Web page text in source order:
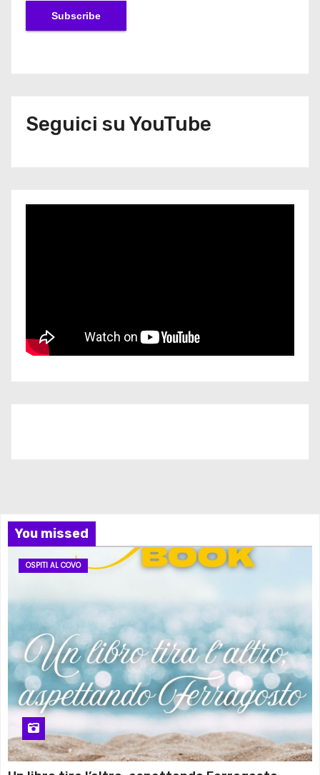
Seguici su YouTube
You missed
OSPITI AL COVO